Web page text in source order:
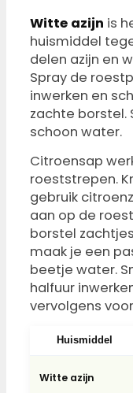
Witte azijn is
huismiddel
delen azijn en
Spray de
inwerken en
zachte borstel.
schoon water.
Citroensap
roeststrepen.
gebruik
aan op de
borstel
maak je een
beetje water.
halfuur
vervolgens
Huismiddel
Witte azijn